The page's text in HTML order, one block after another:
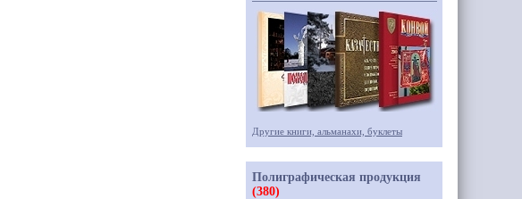
Другие книги, альманахи, буклеты
Полиграфическая продукция
(380)